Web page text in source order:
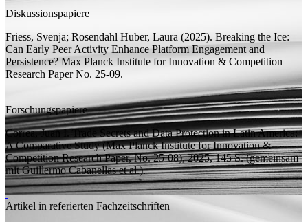
Diskussionspapiere
Friess, Svenja; Rosendahl Huber, Laura (2025). Breaking the Ice:
Can Early Peer Activity Enhance Platform Engagement and
Persistence? Max Planck Institute for Innovation & Competition
Research PaperNo. 25-09.
Forschungspapiere
Correa, Juan I. Trade Secrets and Data Protection in Latin America:
A Comparative Study(Max Planck Institute for Innovation &
Competition Research Paper, No. 25-08), 2025, 145S.(gemeinsam
mitGuillermo Cabanellas et al.).
Artikel in referierten Fachzeitschriften